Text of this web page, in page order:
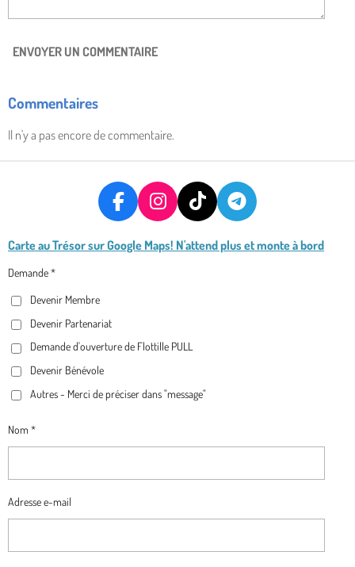
ENVOYER UN COMMENTAIRE
Commentaires
Il n'y a pas encore de commentaire.
F
C
K
I
S
A
T
K
T
L
Carte au Trésorsur Google Maps! N'attend plus et monte à bord
Demande *
Devenir Membre
Devenir Partenariat
Demande d'ouverture de Flottille PULL
Devenir Bénévole
Autres - Merci de préciser dans "message"
Nom *
Adresse e-mail